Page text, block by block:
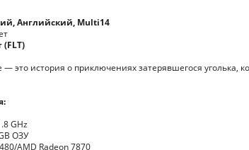
Английский, Multi14
(FLT)
— это история о приключениях затерявшегося уголька,
GHz
ОЗУ
AMD Radeon 7870